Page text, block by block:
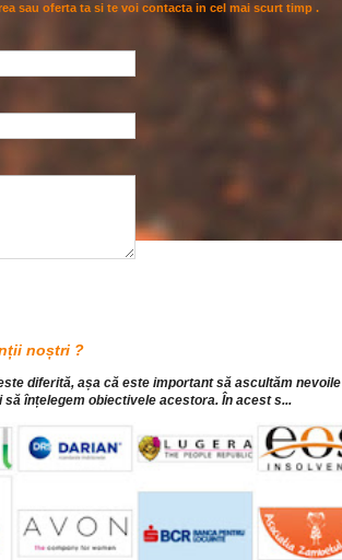
sau oferta ta si te voi contacta in cel mai scurt timp .
noștri ?
diferită, așa că este important să ascultăm nevoile
înțelegem obiectivele acestora. În acest s...